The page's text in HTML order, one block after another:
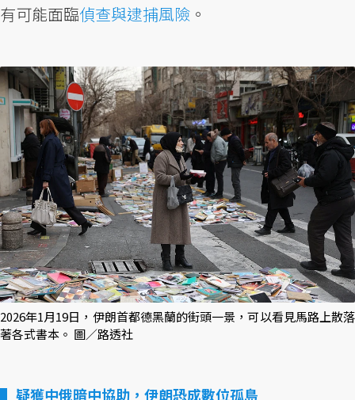
有可能面臨偵查與逮捕風險 。
2026年1月19日，伊朗首都德黑蘭的街頭一景，可以看見馬路上散落
著各式書本。 圖／路透社
疑獲中俄暗中協助，伊朗恐成數位孤島